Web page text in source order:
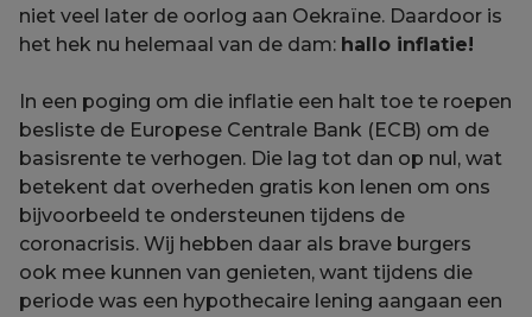
niet veel later de oorlog aan Oekraïne. Daardoor is
het hek nu helemaal van de dam: hallo inflatie!
In een poging om die inflatie een halt toe te roepen
besliste de Europese Centrale Bank (ECB) om de
basisrente te verhogen. Die lag tot dan op nul, wat
betekent dat overheden gratis kon lenen om ons
bijvoorbeeld te ondersteunen tijdens de
coronacrisis. Wij hebben daar als brave burgers
ook mee kunnen van genieten, want tijdens die
periode was een hypothecaire lening aangaan een